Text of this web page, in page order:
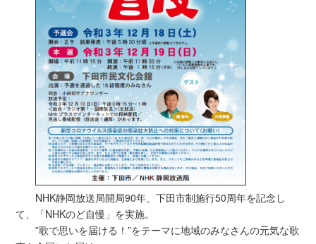
NHK静岡放送局開局90年、下田市制施行50周年を記念し
て、「NHKのど自慢」を実施。
”歌で思いを届ける！”をテーマに地域のみなさんの元気な歌